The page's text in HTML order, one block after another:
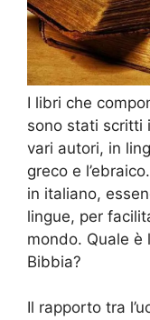
I libri che
sono stati scritti
vari autori, in
greco e
in italiano,
lingue, per
mondo. Quale è
Bibbia?
Il rapporto tra